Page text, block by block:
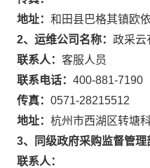
地址： 和田县巴格其镇欧
2、运维公司名称： 政采云
联系人： 客服人员
联系电话： 400-881-7190
传真： 0571-28215512
地址： 杭州市西湖区转塘
3、同级政府采购监督管理
联系人：